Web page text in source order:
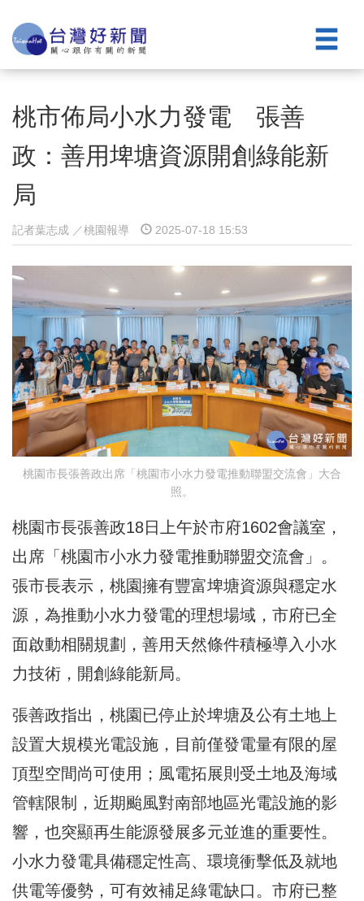
桃市佈局小水力發電 張善
政：善用埤塘資源開創綠能新
局
記者葉志成 ／桃園報導 2025-07-18 15:53
桃園市長張善政出席「桃園市小水力發電推動聯盟交流會」大合
照。
桃園市長張善政18日上午於市府1602會議室，
出席「桃園市小水力發電推動聯盟交流會」。
張市長表示，桃園擁有豐富埤塘資源與穩定水
源，為推動小水力發電的理想場域，市府已全
面啟動相關規劃，善用天然條件積極導入小水
力技術，開創綠能新局。
張善政指出，桃園已停止於埤塘及公有土地上
設置大規模光電設施，目前僅發電量有限的屋
頂型空間尚可使用；風電拓展則受土地及海域
管轄限制，近期颱風對南部地區光電設施的影
響，也突顯再生能源發展多元並進的重要性。
小水力發電具備穩定性高、環境衝擊低及就地
供電等優勢，可有效補足綠電缺口。市府已整